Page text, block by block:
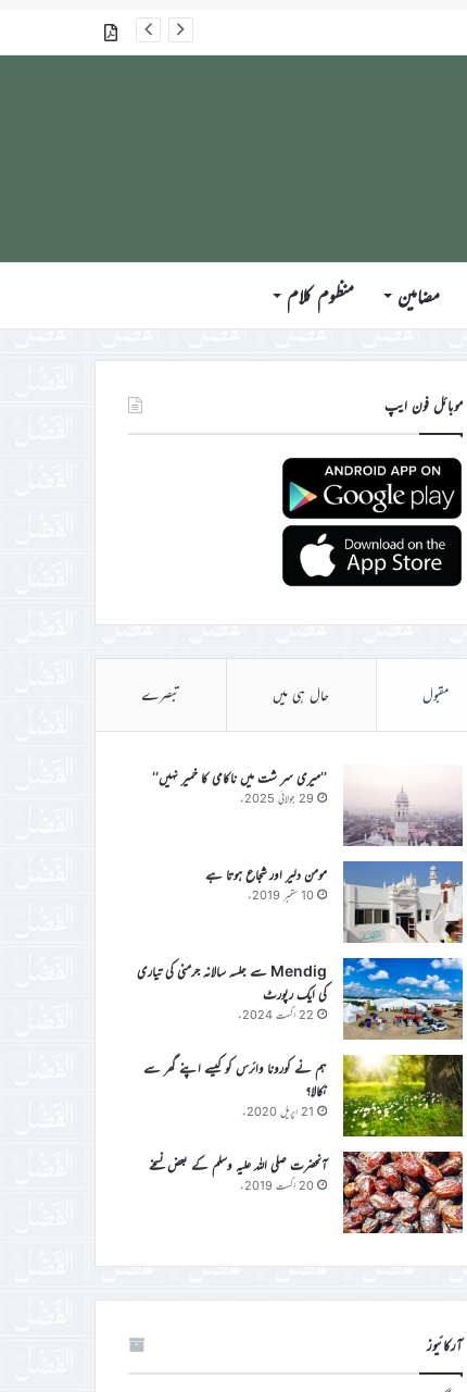
گذشتہ شمارے
مضامین منظوم کلام
موبائل فون ایپ
مقبول حال ہی میں تبصرے
’’میری سر شت میں ناکامی کا خمیر نہیں‘‘
29 جولائی 2025ء
مومن دلیر اور شجاع ہوتا ہے
10 ستمبر 2019ء
Mendig سے جلسہ سالانہ جرمنی کی تیاری
کی ایک رپورٹ
22 اگست 2024ء
ہم نے کورونا وائرس کو کیسے اپنے گھر سے
نکالا؟
21 اپریل 2020ء
آنحضرت صلی اللہ علیہ وسلم کے بعض نسخے
20 اگست 2019ء
آرکائیوز